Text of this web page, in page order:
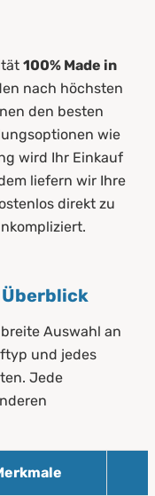
100% Made in
nach höchsten
den besten
wie
wird Ihr Einkauf
liefern wir Ihre
direkt zu
Auswahl an
und jedes
Jede